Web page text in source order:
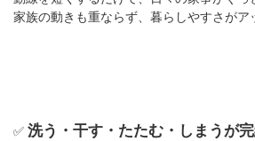
家族の動きも重ならず、暮らしやすさがア
✅ 洗う・干す・たたむ・しまうが完